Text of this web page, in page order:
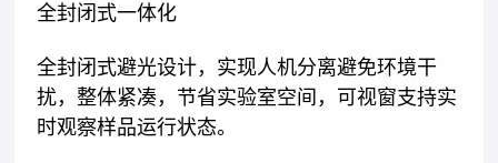
全封闭式一体化
全封闭式避光设计，实现人机分离避免环境干
扰，整体紧凑，节省实验室空间，可视窗支持实
时观察样品运行状态。